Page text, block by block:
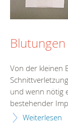
Blutungen
Von der kleinen
und wenn nötig
bestehender
Weiterlesen